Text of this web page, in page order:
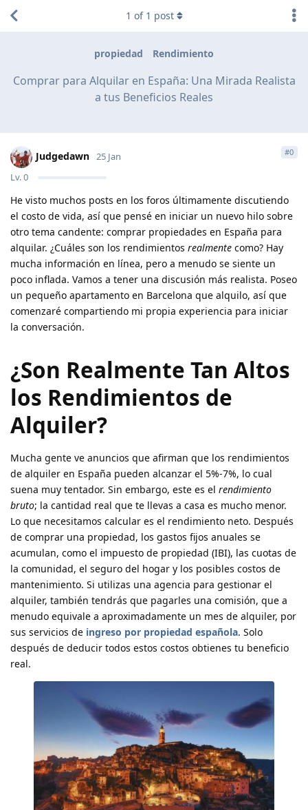
propiedad Rendimiento
Comprar para Alquilar en España: Una Mirada Realista
a tus Beneficios Reales
1 of 1 post
Judgedawn
Lv.0
25 Jan #0
He visto muchos posts en los foros últimamente discutiendo
el costo de vida, así que pensé en iniciar un nuevo hilo sobre
otro tema candente: comprar propiedades en España para
alquilar. ¿Cuáles son los rendimientos realmente como? Hay
mucha información en línea, pero a menudo se siente un
poco inflada. Vamos a tener una discusión más realista. Poseo
un pequeño apartamento en Barcelona que alquilo, así que
comenzaré compartiendo mi propia experiencia para iniciar
la conversación.
¿Son Realmente Tan Altos
los Rendimientos de
Alquiler?
Mucha gente ve anuncios que afirman que los rendimientos
de alquiler en España pueden alcanzar el 5%-7%, lo cual
suena muy tentador. Sin embargo, este es el rendimiento
bruto; la cantidad real que te llevas a casa es mucho menor.
Lo que necesitamos calcular es el rendimiento neto. Después
de comprar una propiedad, los gastos fijos anuales se
acumulan, como el impuesto de propiedad (IBI), las cuotas de
la comunidad, el seguro del hogar y los posibles costos de
mantenimiento. Si utilizas una agencia para gestionar el
alquiler, también tendrás que pagarles una comisión, que a
menudo equivale a aproximadamente un mes de alquiler, por
sus servicios de ingreso por propiedad española. Solo
después de deducir todos estos costos obtienes tu beneficio
real.